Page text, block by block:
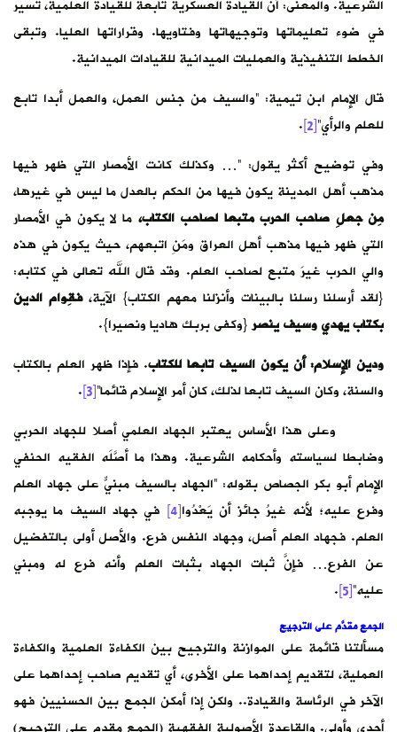
الشرعية. والمعنى: أن القيادة العسكرية تابعة للقيادة العلمية، تسير
في ضوء تعليماتها وتوجيهاتها وفتاويها. وقراراتها العليا. وتبقى
الخطط التنفيذية والعمليات الميدانية للقيادات الميدانية.
قال الإمام ابن تيمية: “والسيف من جنس العمل، والعمل أبدا تابع
للعلم والرأي”[2]
.
وفي توضيح أكثر يقول: “… وكذلك كانت الأمصار التي ظهر فيها
مذهب أهل المدينة يكون فيها من الحكم بالعدل ما ليس في غيرها،
مِن جعلِ صاحب الحرب متبعا لصاحب الكتاب، ما لا يكون في الأمصار
التي ظهر فيها مذهب أهل العراق ومَنِ اتبعهم، حيث يكون في هذه
والي الحرب غيرَ متبع لصاحب العلم. وقد قال الله تعالى في كتابه:
{لقد أرسلنا رسلنا بالبينات وأنزلنا معهم الكتاب} الآية،فقِوام الدين
بكتاب يهدي وسيف ينصر{وكفى بربك هاديا ونصيرا}.
ودين الإسلام: أن يكون السيف تابعا للكتاب. فإذا ظهر العلم بالكتاب
والسنة، وكان السيف تابعا لذلك، كان أمر الإسلام قائما”[3]
.
وعلى هذا الأساس يعتبر الجهاد العلمي أصلا للجهاد الحربي
وضابطا لسياسته وأحكامه الشرعية. وهذا ما أصَّلَه الفقيه الحنفي
الإمام أبو بكر الجصاص بقوله: “الجهاد بالسيف مبنيٌّ على جهاد العلم
وفرع عليه؛ لأنه غيرُ جائز أن يَعْدُوا[4]
في جهاد السيف ما يوجبه
العلم. فجهاد العلم أصل، وجهاد النفس فرع. والأصل أولى بالتفضيل
عن الفرع… فإنَّ ثبات الجهاد بثبات العلم وأنه فرع له ومبني
عليه”[5]
.
الجمع مقدَّم على الترجيح
مسألتنا قائمة على الموازنة والترجيح بين الكفاءة العلمية والكفاءة
العملية، لتقديم إحداهما على الأخرى، أي تقديم صاحب إحداهما على
الآخر في الرئاسة والقيادة.. ولكن إذا أمكن الجمع بين الحسنيين فهو